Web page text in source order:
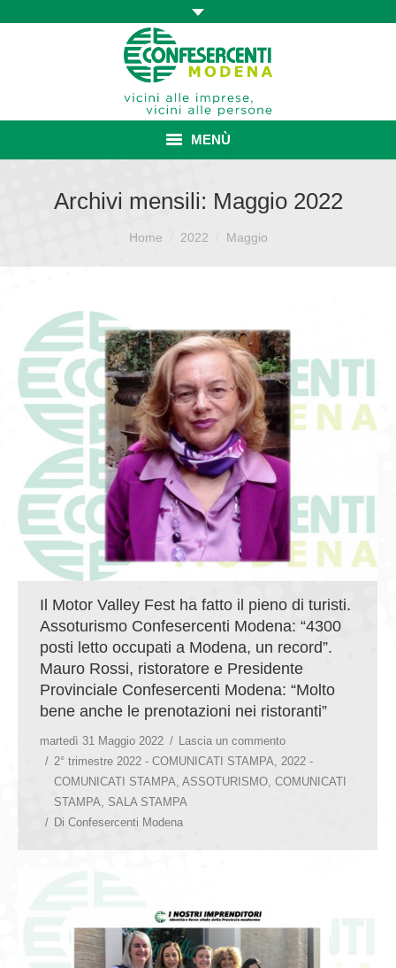
MENÙ
ISCRIZIONE E VANTAGGI
CATEGORIE SINDACALI
SERVIZI
GIOVEDÌ GASTRONOMICI
COMUNICATI E NEWS
CONTATTI
Archivi mensili: Maggio 2022
Home 2022 Maggio
Il Motor Valley Fest ha fatto il pieno di turisti.
Assoturismo Confesercenti Modena: “4300
posti letto occupati a Modena, un record”.
Mauro Rossi, ristoratore e Presidente
Provinciale Confesercenti Modena: “Molto
bene anche le prenotazioni nei ristoranti”
martedì 31 Maggio 2022
Lascia un commento
2° trimestre 2022 - COMUNICATI STAMPA, 2022 -
COMUNICATI STAMPA, ASSOTURISMO, COMUNICATI
STAMPA, SALA STAMPA
Di Confesercenti Modena